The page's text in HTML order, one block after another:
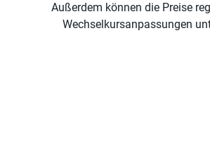
Außerdem können die Preise
Wechselkursanpassungen